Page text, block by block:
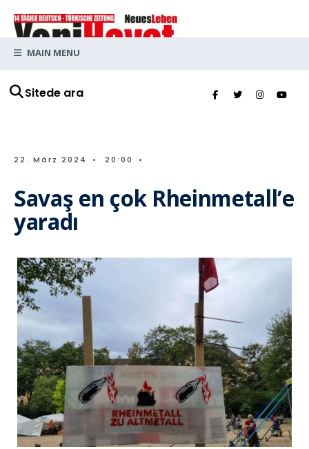
Sitede ara
MAIN MENU
22. März 2024 • 20:00 •
Savaş en çok Rheinmetall’e
yaradı